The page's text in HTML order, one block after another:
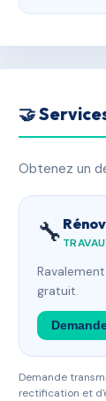
🤝
Obtenez un
🔧
gratuit.
Demande
rectification et